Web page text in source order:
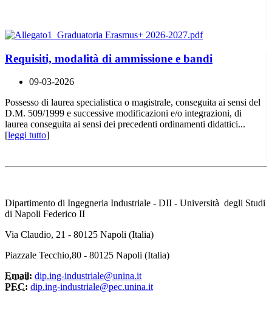
Requisiti, modalità di ammissione e bandi
09-03-2026
Possesso di laurea specialistica o magistrale, conseguita ai sensi del
D.M. 509/1999 e successive modificazioni e/o integrazioni, di
laurea conseguita ai sensi dei precedenti ordinamenti didattici...
[leggi tutto]
Dipartimento di Ingegneria Industriale - DII - Università degli Studi
di Napoli Federico II
Via Claudio, 21 - 80125 Napoli (Italia)
Piazzale Tecchio,80 - 80125 Napoli (Italia)
Email: dip.ing-industriale@unina.it
PEC: dip.ing-industriale@pec.unina.it